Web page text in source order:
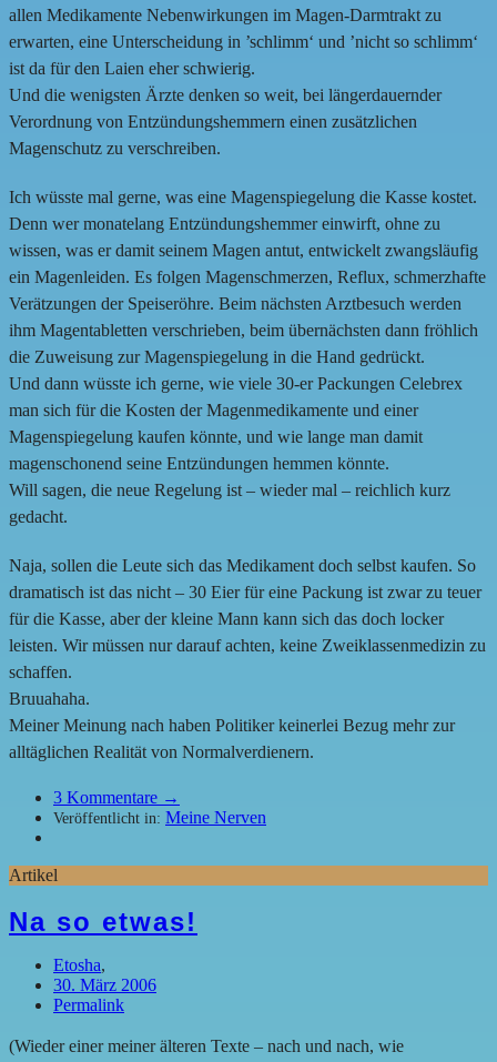
allen Medikamente Nebenwirkungen im Magen-Darmtrakt zu
erwarten, eine Unterscheidung in ’schlimm‘ und ’nicht so schlimm‘
ist da für den Laien eher schwierig.
Und die wenigsten Ärzte denken so weit, bei längerdauernder
Verordnung von Entzündungshemmern einen zusätzlichen
Magenschutz zu verschreiben.
Ich wüsste mal gerne, was eine Magenspiegelung die Kasse kostet.
Denn wer monatelang Entzündungshemmer einwirft, ohne zu
wissen, was er damit seinem Magen antut, entwickelt zwangsläufig
ein Magenleiden. Es folgen Magenschmerzen, Reflux, schmerzhafte
Verätzungen der Speiseröhre. Beim nächsten Arztbesuch werden
ihm Magentabletten verschrieben, beim übernächsten dann fröhlich
die Zuweisung zur Magenspiegelung in die Hand gedrückt.
Und dann wüsste ich gerne, wie viele 30-er Packungen Celebrex
man sich für die Kosten der Magenmedikamente und einer
Magenspiegelung kaufen könnte, und wie lange man damit
magenschonend seine Entzündungen hemmen könnte.
Will sagen, die neue Regelung ist – wieder mal – reichlich kurz
gedacht.
Naja, sollen die Leute sich das Medikament doch selbst kaufen. So
dramatisch ist das nicht – 30 Eier für eine Packung ist zwar zu teuer
für die Kasse, aber der kleine Mann kann sich das doch locker
leisten. Wir müssen nur darauf achten, keine Zweiklassenmedizin zu
schaffen.
Bruuahaha.
Meiner Meinung nach haben Politiker keinerlei Bezug mehr zur
alltäglichen Realität von Normalverdienern.
3 Kommentare →
Veröffentlicht in: Meine Nerven
Artikel
Na so etwas!
Etosha,
30. März 2006
Permalink
(Wieder einer meiner älteren Texte – nach und nach, wie